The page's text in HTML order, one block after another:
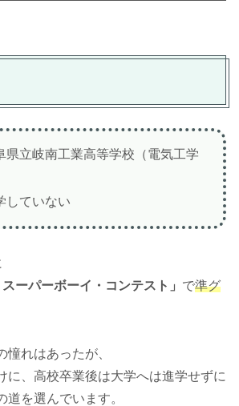
県立岐南工業高等学校（電気工学
していない
ーパーボーイ・コンテスト」 で準グ
憧れはあったが、
に、高校卒業後は大学へは進学せずに
道を選んでいます。